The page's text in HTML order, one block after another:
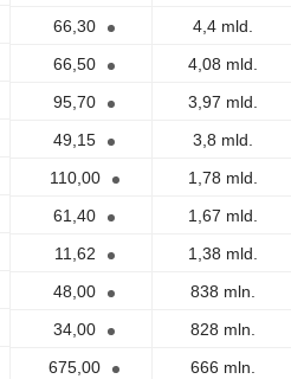
66,30
4,4 mld.
66,50
4,08 mld.
95,70
3,97 mld.
49,15
3,8 mld.
110,00
1,78 mld.
61,40
1,67 mld.
11,62
1,38 mld.
48,00
838 mln.
34,00
828 mln.
675,00
666 mln.